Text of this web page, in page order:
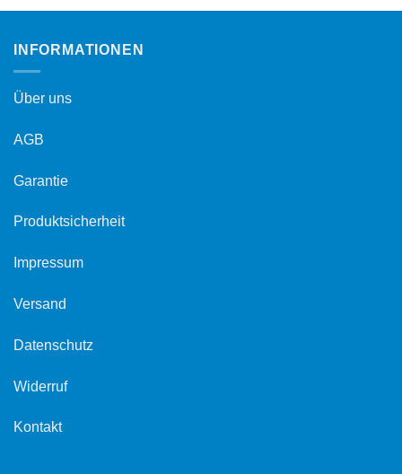
INFORMATIONEN
Über uns
AGB
Garantie
Produktsicherheit
Impressum
Versand
Datenschutz
Widerruf
Kontakt